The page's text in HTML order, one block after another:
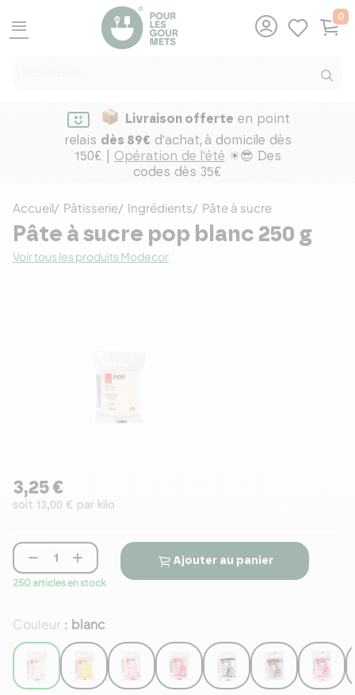
menu
0
Livraison offerte en point
relais dès 89€ d'achat, à domicile dès
150€ | Opération de l'été ☀😎 Des
codes dès 35€
Accueil Pâtisserie Ingrédients Pâte à sucre
Pâte à sucre pop blanc 250 g
Voir tous les produits Modecor
3,25 €
soit 13,00 € par kilo
Couleur : blanc
 
250 articles en stock
Ajouter au panier